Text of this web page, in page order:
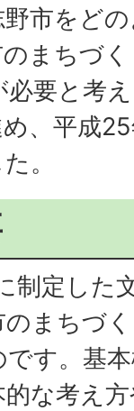
市をど
まちづ
要と考
、平成
。
制定した
まちづ
す。基
な考え